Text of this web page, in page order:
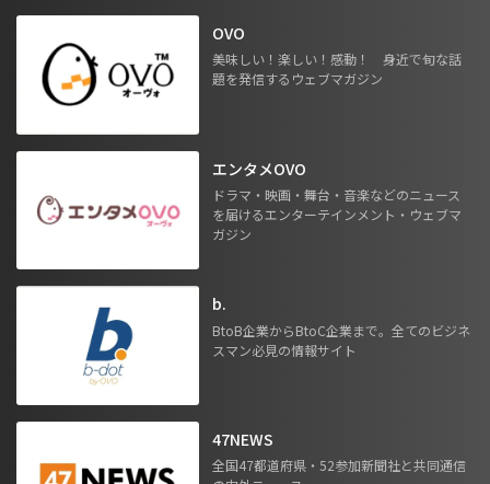
OVO
美味しい！楽しい！感動！ 身近で旬な話
題を発信するウェブマガジン
エンタメOVO
ドラマ・映画・舞台・音楽などのニュース
を届けるエンターテインメント・ウェブマ
ガジン
b.
BtoB企業からBtoC企業まで。全てのビジネ
スマン必見の情報サイト
47NEWS
全国47都道府県・52参加新聞社と共同通信